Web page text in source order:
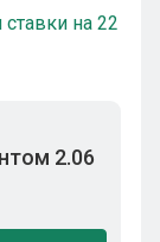
ставки на 22
2.06